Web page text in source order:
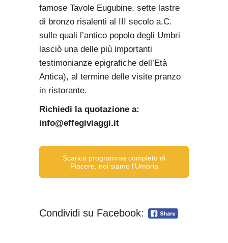
famose Tavole Eugubine, sette lastre
di bronzo risalenti al III secolo a.C.
sulle quali l’antico popolo degli Umbri
lasciò una delle più importanti
testimonianze epigrafiche dell’Età
Antica), al termine delle visite pranzo
in ristorante.
Richiedi la quotazione a:
info@effegiviaggi.it
Scarica programma completo di
Piacere, noi siamo l'Umbria
Condividi su Facebook: